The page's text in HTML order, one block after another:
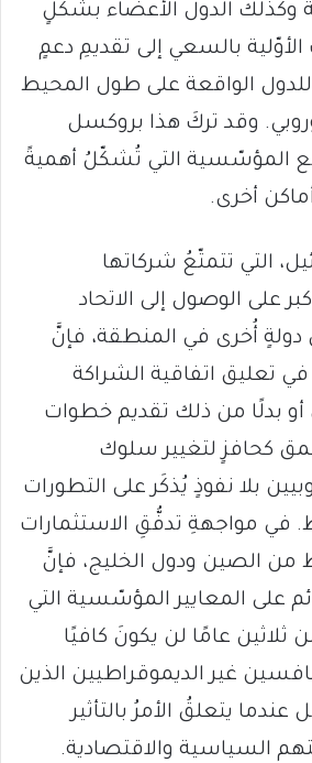
وكذلك الدول الأعضاء بشكلٍ
الأوّلية بالسعي إلى تقديمِ دعمٍ
للدول الواقعة على طول المحيط
وقد تركَ هذا بروكسل
المؤسّسية التي تُشكّلُ أهميةً
أخرى.
التي تتمتّعُ شركاتها
على الوصول إلى الاتحاد
دولةٍ أُخرى في المنطقة، فإنَّ
تعليق اتفاقية الشراكة
بدلًا من ذلك تقديم خطوات
كحافزٍ لتغيير سلوك
بلا نفوذٍ يُذكَر على التطورات
في مواجهةِ تدفُّقِ الاستثمارات
من الصين ودول الخليج، فإنَّ
على المعايير المؤسّسية التي
عامًا لن يكونَ كافيًا
غير الديموقراطيين الذين
يتعلقُ الأمرُ بالتأثير
السياسية والاقتصادية.